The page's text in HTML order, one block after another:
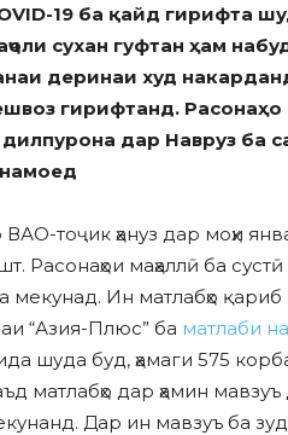
19 ба қайд гирифта
сухан гуфтан ҳам
деринаи худ
гирифтанд.
дар Навруз ба
тоҷик ҳануз дар моҳи
маҳаллӣ ба
Ин матлабҳо қариб
“Азия-Плюс” ба матлаби
шуда буд, ҳамаги 575
матлабҳо дар ҳамин
Дар ин мавзуъ ба